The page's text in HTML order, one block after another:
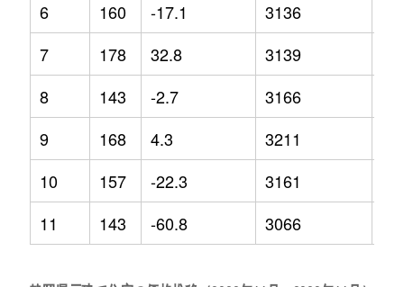
6
160 -17.1 3136
7
178 32.8 3139
8
143 -2.7 3166
9
168 4.3 3211
10
157 -22.3 3161
11
143 -60.8 3066